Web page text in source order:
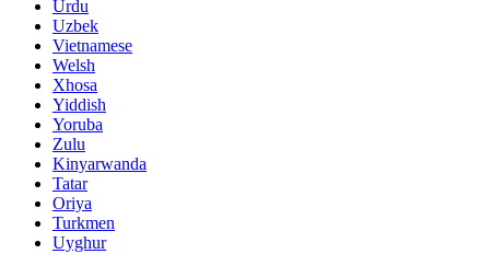
Urdu
Uzbek
Vietnamese
Welsh
Xhosa
Yiddish
Yoruba
Zulu
Kinyarwanda
Tatar
Oriya
Turkmen
Uyghur